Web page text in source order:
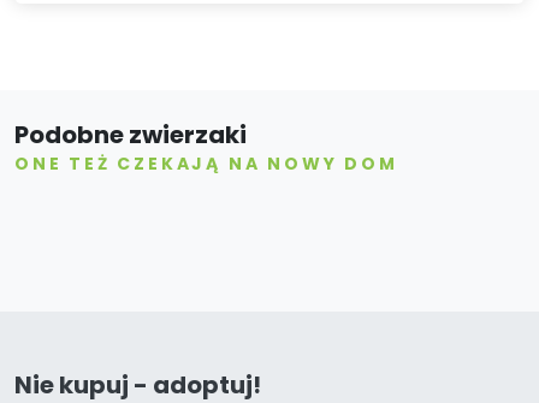
Podobne zwierzaki
ONE TEŻ CZEKAJĄ NA NOWY DOM
Nie kupuj - adoptuj!